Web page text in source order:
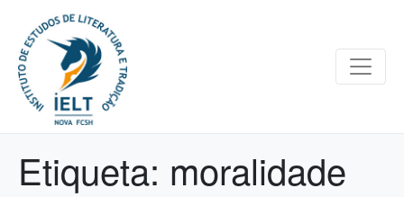
Etiqueta: moralidade